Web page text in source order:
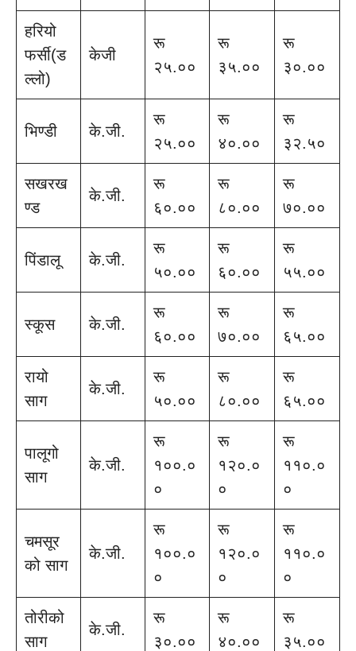
हरियो
फर्सी(ड
ल्लो)
केजी
रू
२५.००
रू
३५.००
रू
३०.००
भिण्डी के.जी.
रू
२५.००
रू
४०.००
रू
३२.५०
सखरख
ण्ड
के.जी.
रू
६०.००
रू
८०.००
रू
७०.००
पिंडालू के.जी.
रू
५०.००
रू
६०.००
रू
५५.००
स्कूस के.जी.
रू
६०.००
रू
७०.००
रू
६५.००
रायो
साग
के.जी.
रू
५०.००
रू
८०.००
रू
६५.००
पालूगो
साग
के.जी.
रू
१००.०
०
रू
१२०.०
०
रू
११०.०
०
चमसूर
को साग
के.जी.
रू
१००.०
०
रू
१२०.०
०
रू
११०.०
०
तोरीको
साग
के.जी.
रू
३०.००
रू
४०.००
रू
३५.००